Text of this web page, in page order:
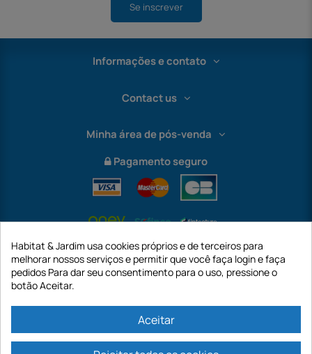
Se inscrever
Informações e contato
Contact us
Minha área de pós-venda
Pagamento seguro
Habitat & Jardim usa cookies próprios e de terceiros para
melhorar nossos serviços e permitir que você faça login e faça
pedidos Para dar seu consentimento para o uso, pressione o
botão Aceitar.
Aceitar